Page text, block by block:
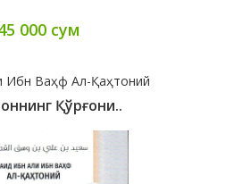
000 сум
Ибн Ваҳф Ал-Қаҳтоний
Қўрғони..